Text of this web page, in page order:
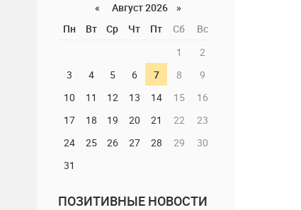
«
Август 2026 »
Пн
Вт Ср Чт Пт Сб
Вс
1
2
3
4 5 6 7 8
9
10
11 12 13 14 15
16
17
18 19 20 21 22
23
24
25 26 27 28 29
30
31
ПОЗИТИВНЫЕ НОВОСТИ